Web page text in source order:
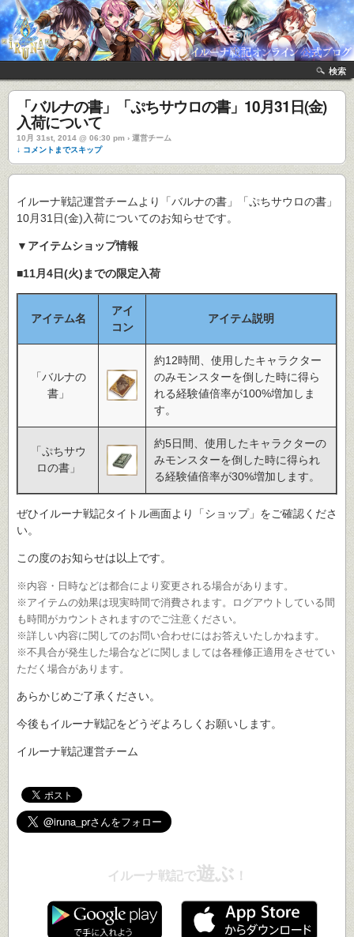
検索
「バルナの書」「ぷちサウロの書」10月31日(金)
入荷について
10月 31st, 2014 @ 06:30 pm › 運営チーム
↓ コメントまでスキップ
イルーナ戦記運営チームより「バルナの書」「ぷちサウロの書」
10月31日(金)入荷についてのお知らせです。
▼アイテムショップ情報
■11月4日(火)までの限定入荷
アイテム名
アイ
コン
アイテム説明
「バルナの
書」
約12時間、使用したキャラクター
のみモンスターを倒した時に得ら
れる経験値倍率が100%増加しま
す。
「ぷちサウ
ロの書」
約5日間、使用したキャラクターの
みモンスターを倒した時に得られ
る経験値倍率が30%増加します。
ぜひイルーナ戦記タイトル画面より「ショップ」をご確認くださ
い。
この度のお知らせは以上です。
※内容・日時などは都合により変更される場合があります。
※アイテムの効果は現実時間で消費されます。ログアウトしている間
も時間がカウントされますのでご注意ください。
※詳しい内容に関してのお問い合わせにはお答えいたしかねます。
※不具合が発生した場合などに関しましては各種修正適用をさせてい
ただく場合があります。
あらかじめご了承ください。
今後もイルーナ戦記をどうぞよろしくお願いします。
イルーナ戦記運営チーム
イルーナ戦記で遊ぶ ！